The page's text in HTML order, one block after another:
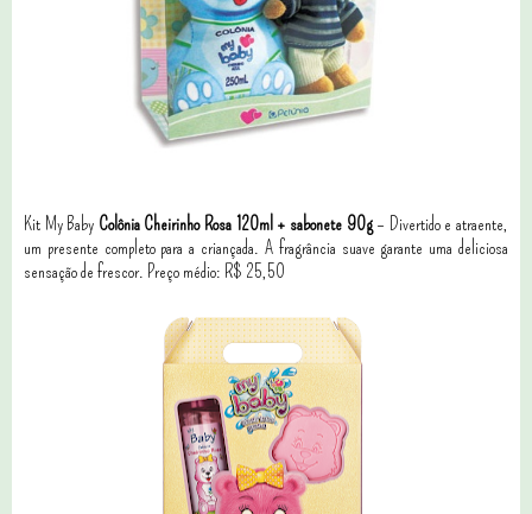
Kit My Baby Colônia Cheirinho Rosa 120ml + sabonete 90g– Divertido e atraente,
um presente completo para a criançada. A fragrância suave garante uma deliciosa
sensação de frescor. Preço médio: R$ 25,50